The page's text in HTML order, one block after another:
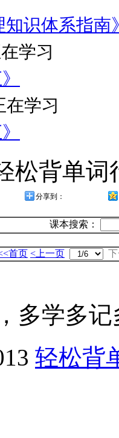
知识体系指南
学习
在学习
松背单词
分享到：
课本搜索：
首页 <上一页
多学多
轻松背